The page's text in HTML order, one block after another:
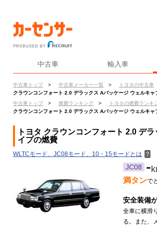
中古車 輸入車
中古車トップ > 中古車メーカー一覧 > トヨタの中古車
クラウンコンフォート 2.0 デラックス Aパッケージ ウェルキ
中古車トップ
> 燃費ランキング > トヨタの燃費ランキ
クラウンコンフォート 2.0 デラックス Aパッケージ ウェルキ
トヨタ クラウンコンフォート 2.0 デ
イプの燃費
WLTCモード、JC08モード、10・15モードとは ？
JC08 -
満タンで
安全装備
全車に横滑
る。また、